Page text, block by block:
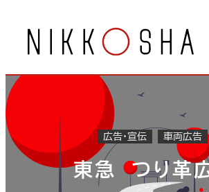
キ
ッ
プ
広告・宣伝 車両広告
東急 つり革